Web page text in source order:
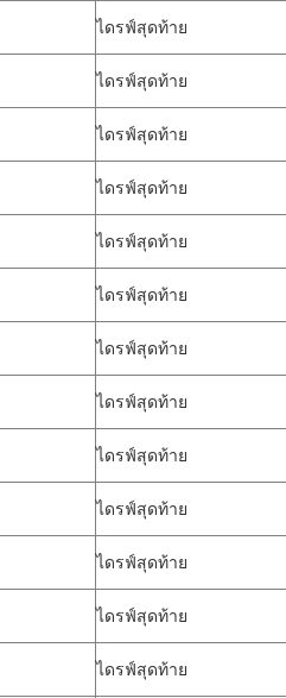
ไดรฟ์สุดท้าย
ไดรฟ์สุดท้าย
ไดรฟ์สุดท้าย
ไดรฟ์สุดท้าย
ไดรฟ์สุดท้าย
ไดรฟ์สุดท้าย
ไดรฟ์สุดท้าย
ไดรฟ์สุดท้าย
ไดรฟ์สุดท้าย
ไดรฟ์สุดท้าย
ไดรฟ์สุดท้าย
ไดรฟ์สุดท้าย
ไดรฟ์สุดท้าย